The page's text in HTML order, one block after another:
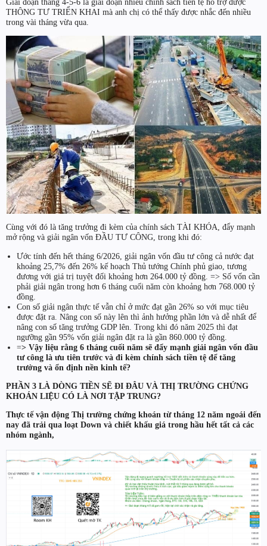
THÔNG TƯ TRIỂN KHAI mà anh chị có thể thấy được nhắc đến nhiều
trong vài tháng vừa qua.
Cùng với đó là tăng trưởng đi kèm của chính sách TÀI KHÓA, đẩy mạnh
mở rộng và giải ngân vốn ĐẦU TƯ CÔNG, trong khi đó:
Ước tính đến hết tháng 6/2026, giải ngân vốn đầu tư công cả nước đạt
khoảng 25,7% đến 26% kế hoạch Thủ tướng Chính phủ giao, tương
đương với giá trị tuyệt đối khoảng hơn 264.000 tỷ đồng. => Số vốn cần
phải giải ngân trong hơn 6 tháng cuối năm còn khoảng hơn 768.000 tỷ
đồng.
Con số giải ngân thực tế vẫn chỉ ở mức đạt gần 26% so với mục tiêu
được đặt ra. Nâng con số này lên thì ảnh hưởng phần lớn và dễ nhất để
nâng con số tăng trưởng GDP lên. Trong khi đó năm 2025 thì đạt
ngưỡng gần 95% vốn giải ngân đặt ra là gần 860.000 tỷ đồng.
=> Vậy liệu rằng 6 tháng cuối năm sẽ đẩy mạnh giải ngân vốn đầu
tư công là ưu tiên trước và đi kèm chính sách tiền tệ để tăng
trưởng và ổn định nền kinh tế?
PHẦN 3 LÀ DÒNG TIỀN SẼ ĐI ĐÂU VÀ THỊ TRƯỜNG CHỨNG
KHOÁN LIỆU CÓ LÀ NƠI TẬP TRUNG?
Thực tế vận động Thị trường chứng khoán từ tháng 12 năm ngoái đến
nay đã trải qua loạt Down và chiết khấu giá trong hầu hết tất cả các
nhóm ngành,